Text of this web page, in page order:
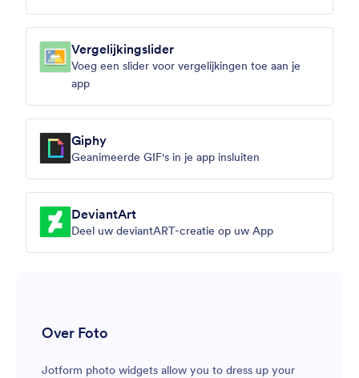
Vergelijkingslider
Voeg een slider voor vergelijkingen toe aan je
app
Giphy
Geanimeerde GIF's in je app insluiten
DeviantArt
Deel uw deviantART-creatie op uw App
Over Foto
Jotform photo widgets allow you to dress up your